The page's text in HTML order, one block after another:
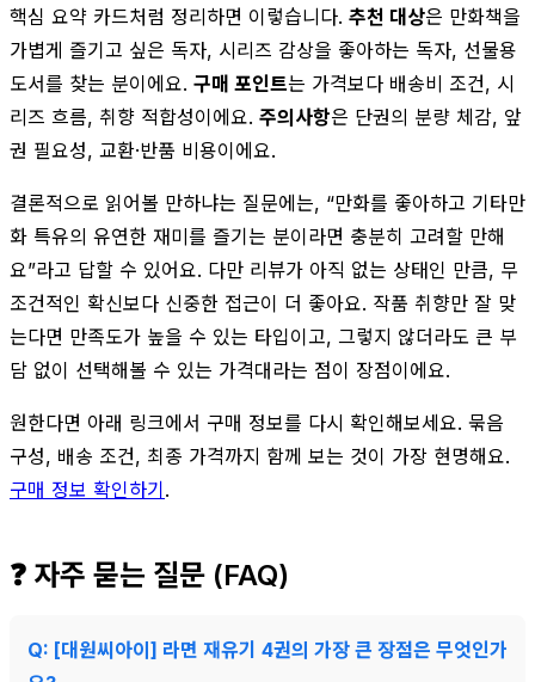
핵심 요약 카드처럼 정리하면 이렇습니다. 추천 대상은 만화책을
가볍게 즐기고 싶은 독자, 시리즈 감상을 좋아하는 독자, 선물용
도서를 찾는 분이에요. 구매 포인트는 가격보다 배송비 조건, 시
리즈 흐름, 취향 적합성이에요. 주의사항은 단권의 분량 체감, 앞
권 필요성, 교환·반품 비용이에요.
결론적으로 읽어볼 만하냐는 질문에는, “만화를 좋아하고 기타만
화 특유의 유연한 재미를 즐기는 분이라면 충분히 고려할 만해
요”라고 답할 수 있어요. 다만 리뷰가 아직 없는 상태인 만큼, 무
조건적인 확신보다 신중한 접근이 더 좋아요. 작품 취향만 잘 맞
는다면 만족도가 높을 수 있는 타입이고, 그렇지 않더라도 큰 부
담 없이 선택해볼 수 있는 가격대라는 점이 장점이에요.
원한다면 아래 링크에서 구매 정보를 다시 확인해보세요. 묶음
구성, 배송 조건, 최종 가격까지 함께 보는 것이 가장 현명해요.
구매 정보 확인하기.
❓ 자주 묻는 질문 (FAQ)
Q: [대원씨아이] 라면 재유기 4권의 가장 큰 장점은 무엇인가